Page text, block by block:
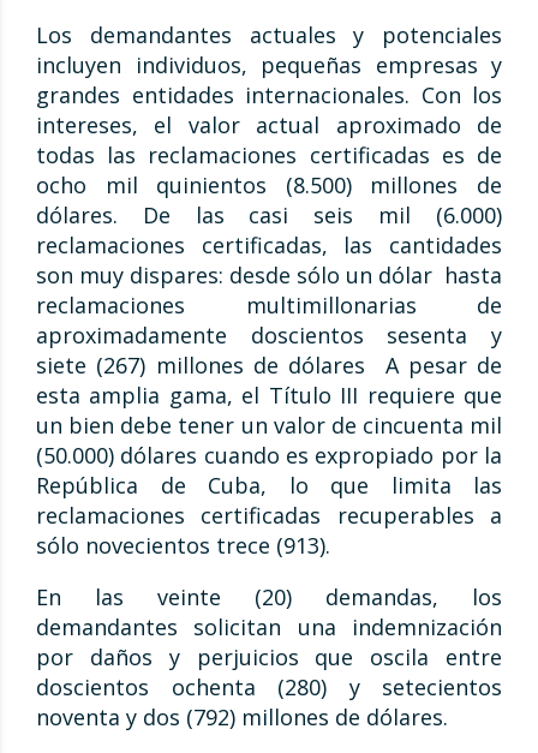
Los demandantes actuales y potenciales
incluyen individuos, pequeñas empresas y
grandes entidades internacionales. Con los
intereses, el valor actual aproximado de
todas las reclamaciones certificadas es de
ocho mil quinientos (8.500) millones de
dólares. De las casi seis mil (6.000)
reclamaciones certificadas, las cantidades
son muy dispares: desde sólo un dólar hasta
reclamaciones multimillonarias de
aproximadamente doscientos sesenta y
siete (267) millones de dólares A pesar de
esta amplia gama, el Título III requiere que
un bien debe tener un valor de cincuenta mil
(50.000) dólares cuando es expropiado por la
República de Cuba, lo que limita las
reclamaciones certificadas recuperables a
sólo novecientos trece (913).
En las veinte (20) demandas, los
demandantes solicitan una indemnización
por daños y perjuicios que oscila entre
doscientos ochenta (280) y setecientos
noventa y dos (792) millones de dólares.